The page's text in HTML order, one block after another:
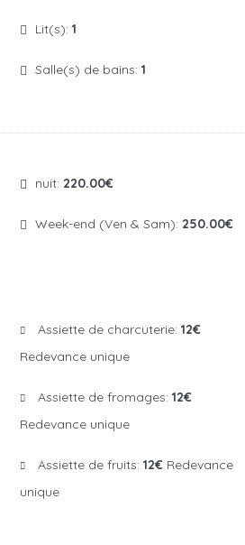
Lit(s): 1
Salle(s) de bains: 1
nuit: 220.00€
Week-end (Ven & Sam): 250.00€
Assiette de charcuterie: 12€
Redevance unique
Assiette de fromages: 12€
Redevance unique
Assiette de fruits: 12€Redevance
unique